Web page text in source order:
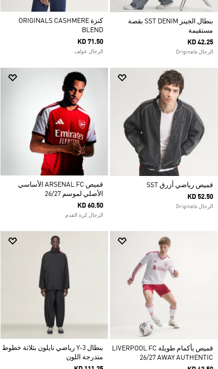
بنطال الجينز SST DENIM بقصة
مستقيمة
KD 42.25
الرجال Originals
كنزة ORIGINALS CASHMERE
BLEND
KD 71.50
الرجال غولف
قميص رياضي أزرق SST
KD 52.50
الرجال Originals
قميص ARSENAL FC الأساسي
الأصلي لموسم 26/27
KD 60.50
الرجال كرة القدم
قميص بأكمام طويلة LIVERPOOL FC
26/27 AWAY AUTHENTIC
بنطال Y-3 رياضي نايلون بثلاثة خطوط
متدرجة اللون